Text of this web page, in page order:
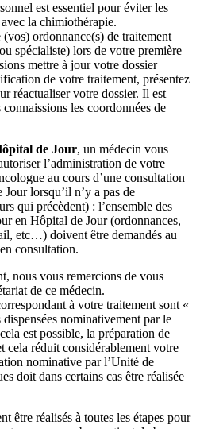
est essentiel pour éviter les
la chimiothérapie.
ordonnance(s) de traitement
spécialiste) lors de votre première
mettre à jour votre dossier
de votre traitement, présentez
réactualiser votre dossier. Il est
les coordonnées de
de Jour, un médecin vous
l’administration de votre
au cours d’une consultation
lorsqu’il n’y a pas de
qui précèdent) : l’ensemble des
en Hôpital de Jour (ordonnances,
etc…) doivent être demandés au
consultation.
nous vous remercions de vous
de ce médecin.
à votre traitement sont «
nominativement par le
est possible, la préparation de
cela réduit considérablement votre
nominative par l’Unité de
doit dans certains cas être réalisée
être réalisés à toutes les étapes pour